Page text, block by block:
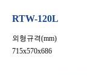
RTW-120L
외형규격(mm)
715x570x686